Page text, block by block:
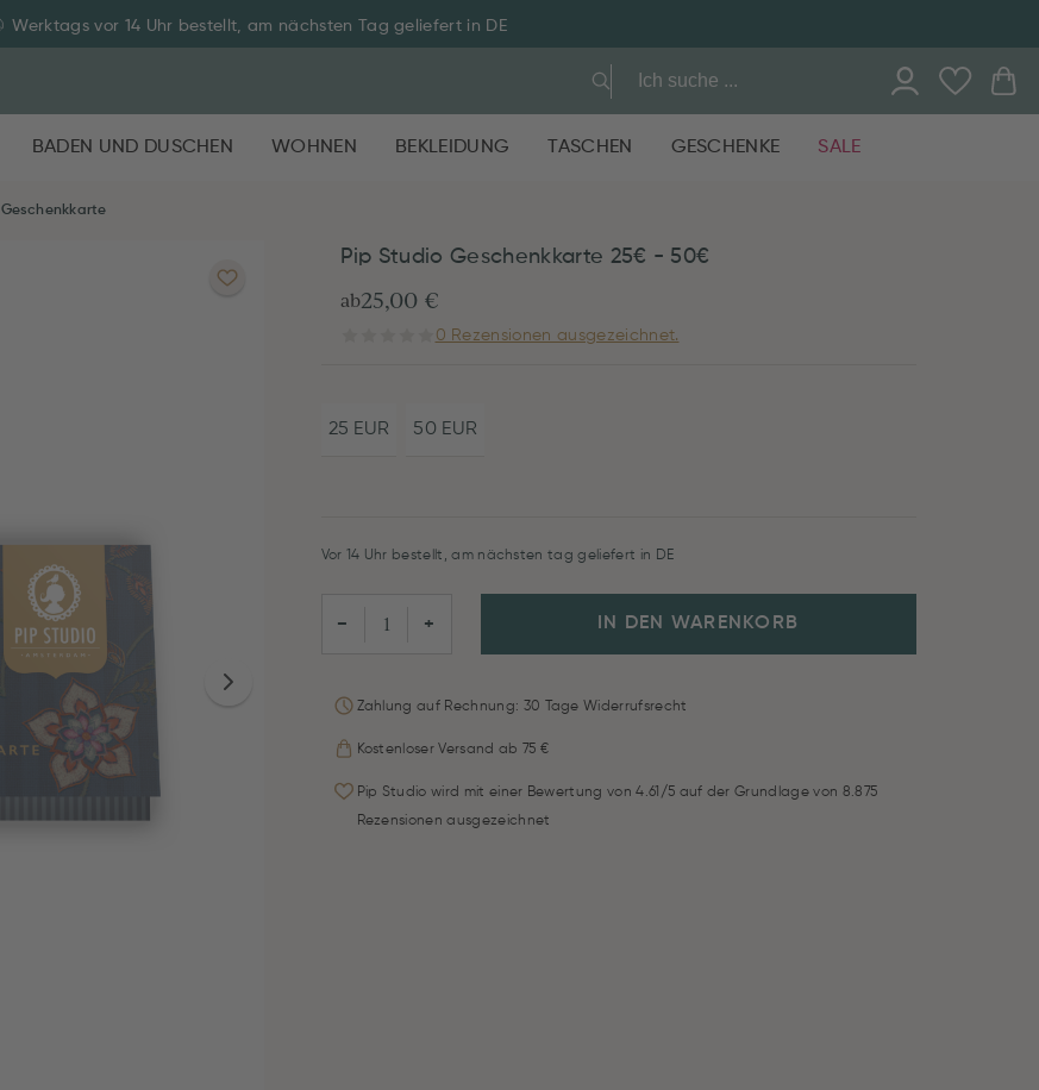
Werktags vor 14 Uhr bestellt, am nächsten Tag geliefert in DE
BADEN UND DUSCHEN WOHNEN BEKLEIDUNG TASCHEN GESCHENKE SALE
Geschenkkarte
Pip Studio Geschenkkarte 25€ - 50€
ab25,00 €
0 Rezensionen ausgezeichnet.
25 EUR 50 EUR
Vor 14 Uhr bestellt, am nächsten tag geliefert in DE
− + IN DEN WARENKORB
Zahlung auf Rechnung: 30 Tage Widerrufsrecht
Kostenloser Versand ab 75 €
Pip Studio wird mit einer Bewertung von 4.61/5 auf der Grundlage von 8.875
Rezensionen ausgezeichnet